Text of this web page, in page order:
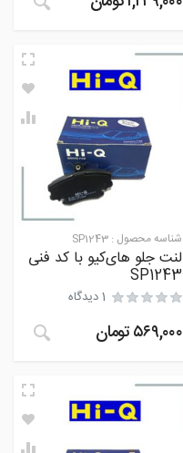
شناسه محصول : SP1243
لنت جلو های‌کیو با کد فنی
SP1243
مشتری
1 دیدگاه
۵۶۹,۰۰۰تومان